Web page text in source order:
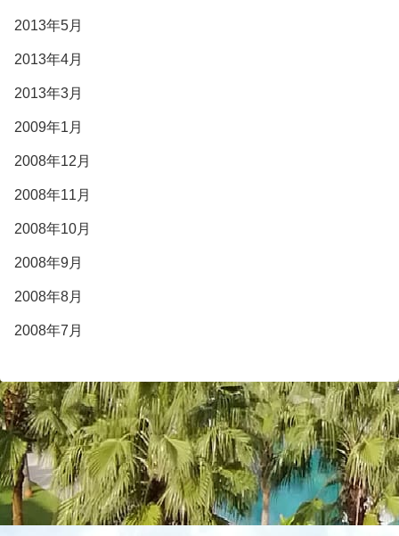
2013年5月
2013年4月
2013年3月
2009年1月
2008年12月
2008年11月
2008年10月
2008年9月
2008年8月
2008年7月